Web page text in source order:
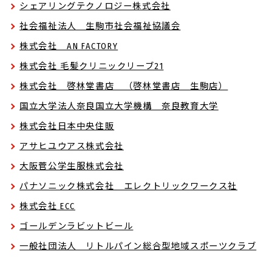
シェアリングテクノロジー株式会社
社会福祉法人 生駒市社会福祉協議会
株式会社 AN FACTORY
株式会社 毛髪クリニックリーブ21
株式会社 啓林堂書店 （啓林堂書店 生駒店）
国立大学法人奈良国立大学機構 奈良教育大学
株式会社日本中央住販
アサヒユウアス株式会社
大阪菅公学生服株式会社
パナソニック株式会社 エレクトリックワークス社
株式会社 ECC
ゴールデンラビットビール
一般社団法人 リトルパイン総合型地域スポーツクラブ